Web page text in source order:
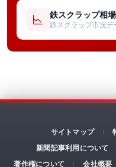
鉄スクラップ相場
鉄スクラップ市況
サイトマップ
新聞記事利用について
著作権について
会社概要